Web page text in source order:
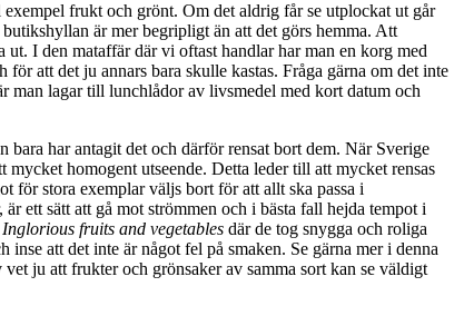
frukt och grönt. Om det aldrig får se utplockat ut går
är mer begripligt än att det görs hemma. Att
I den mataffär där vi oftast handlar har man en korg med
att det ju annars bara skulle kastas. Fråga gärna om det inte
lagar till lunchlådor av livsmedel med kort datum och
har antagit det och därför rensat bort dem. När Sverige
homogent utseende. Detta leder till att mycket rensas
för stora exemplar väljs bort för att allt ska passa i
ett sätt att gå mot strömmen och i bästa fall hejda tempot i
Inglorious fruits and vegetables där de tog snygga och roliga
att det inte är något fel på smaken. Se gärna mer i denna
ju att frukter och grönsaker av samma sort kan se väldigt